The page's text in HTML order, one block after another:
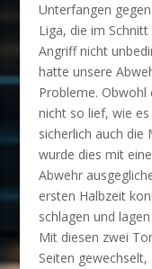
Unterfangen
Liga, die im
Angriff nicht
hatte unsere
Probleme. Obwohl
nicht so lief, wie
sicherlich auch
wurde dies mit
Abwehr
ersten Halbzeit
schlagen und
Mit diesen zwei
Seiten